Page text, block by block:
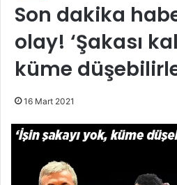
Son dakika
olay! ‘Şakası
küme
16 Mart 2021